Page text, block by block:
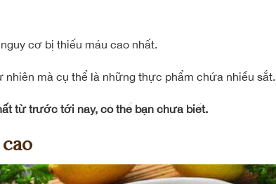
cơ bị thiếu máu cao nhất.
nhiên mà cụ thể là những thực phẩm chứa nhiều sắt.
từ trước tới nay, có thể bạn chưa biết.